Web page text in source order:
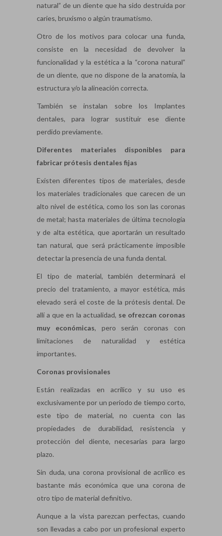
natural” de un diente que ha sido destruida por
caries, bruxismo o algún traumatismo.
Otro de los motivos para colocar una funda,
consiste en la necesidad de devolver la
funcionalidad y la estética a la “corona natural”
de un diente, que no dispone de la anatomía, la
estructura y/o la alineación correcta.
También se instalan sobre los Implantes
dentales, para lograr sustituir ese diente
perdido previamente.
Diferentes materiales disponibles para
fabricar prótesis dentales fijas
Existen diferentes tipos de materiales, desde
los materiales tradicionales que carecen de un
alto nivel de estética, como los son las coronas
de metal; hasta materiales de última tecnología
y de alta estética, que aportarán un resultado
tan natural, que será prácticamente imposible
detectar la presencia de una funda dental.
El tipo de material, también determinará el
precio del tratamiento, a mayor estética, más
elevado será el coste de la prótesis dental. De
allí a que en la actualidad, se ofrezcan coronas
muy económicas, pero serán coronas con
limitaciones de naturalidad y estética
importantes.
Coronas provisionales
Están realizadas en acrílico y su uso es
exclusivamente por un periodo de tiempo corto,
este tipo de material, no cuenta con las
propiedades de durabilidad, resistencia y
protección del diente, necesarias para largo
plazo.
Sin duda, una corona provisional de acrílico es
bastante más económica que una corona de
otro tipo de material definitivo.
Aunque a la vista parezcan perfectas, cuando
son llevadas a cabo por un profesional experto